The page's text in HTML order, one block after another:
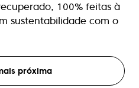
100% feitas à
sustentabilidade com o
próxima